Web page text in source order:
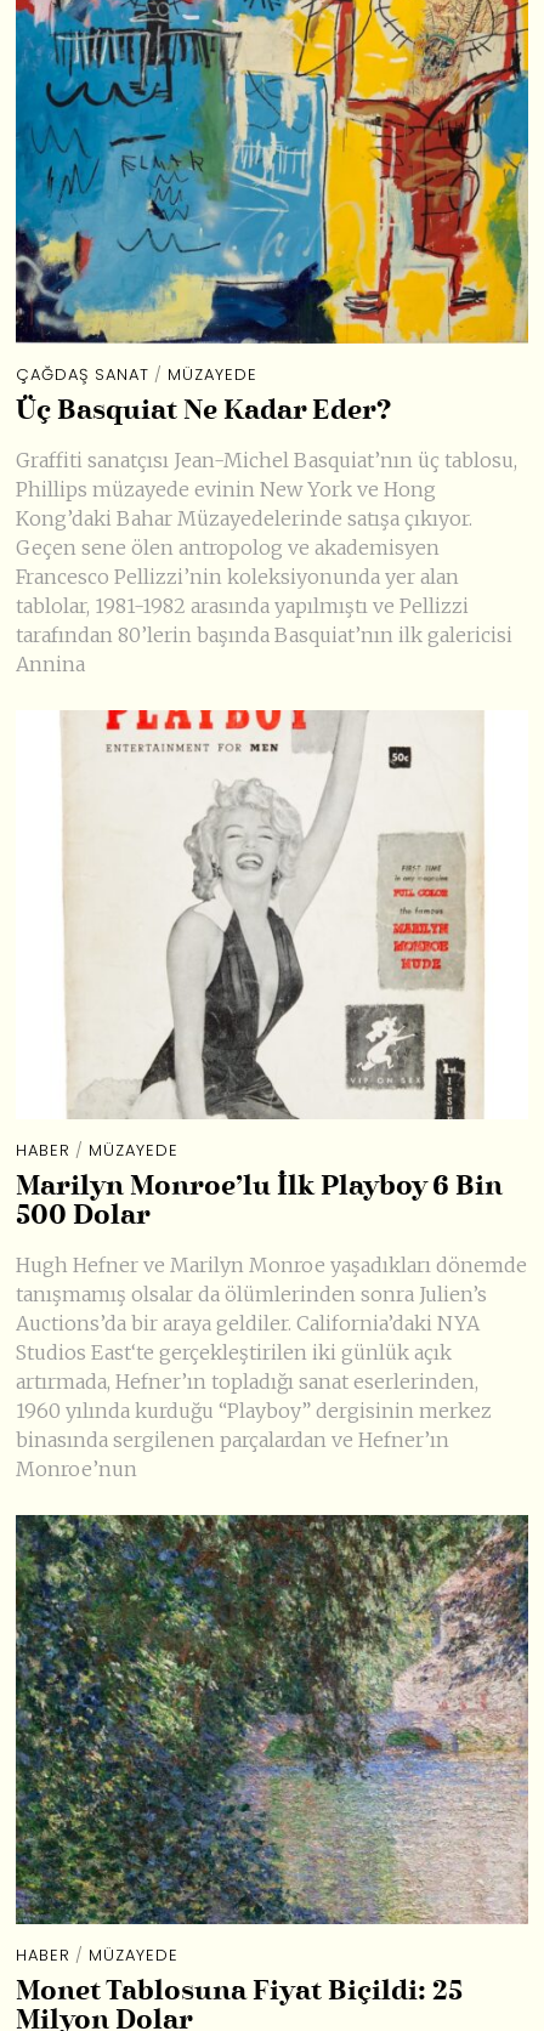
ÇAĞDAŞ SANAT / MÜZAYEDE
Üç Basquiat Ne Kadar Eder?
Graffiti sanatçısı Jean-Michel Basquiat’nın üç tablosu,
Phillips müzayede evinin New York ve Hong
Kong’daki Bahar Müzayedelerinde satışa çıkıyor.
Geçen sene ölen antropolog ve akademisyen
Francesco Pellizzi’nin koleksiyonunda yer alan
tablolar, 1981-1982 arasında yapılmıştı ve Pellizzi
tarafından 80’lerin başında Basquiat’nın ilk galericisi
Annina
HABER / MÜZAYEDE
Marilyn Monroe’lu İlk Playboy 6 Bin
500 Dolar
Hugh Hefner ve Marilyn Monroe yaşadıkları dönemde
tanışmamış olsalar da ölümlerinden sonra Julien’s
Auctions’da bir araya geldiler. California’daki NYA
Studios East‘te gerçekleştirilen iki günlük açık
artırmada, Hefner’ın topladığı sanat eserlerinden,
1960 yılında kurduğu “Playboy” dergisinin merkez
binasında sergilenen parçalardan ve Hefner’ın
Monroe’nun
HABER / MÜZAYEDE
Monet Tablosuna Fiyat Biçildi: 25
Milyon Dolar